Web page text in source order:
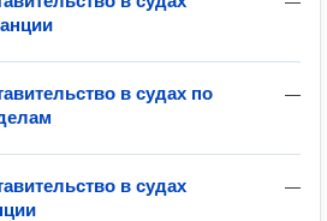
—
в судах по
—
в судах